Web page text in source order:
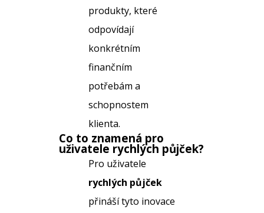
produkty, které
odpovídají
konkrétním
finančním
potřebám a
schopnostem
klienta.
Co to znamená pro
uživatele rychlých půjček?
Pro uživatele
rychlých půjček
přináší tyto inovace